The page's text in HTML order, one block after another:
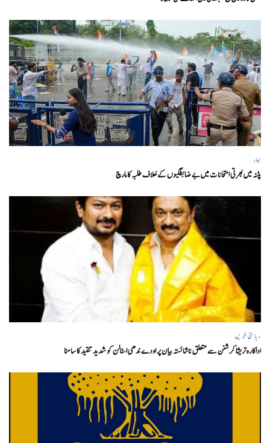
بہار
پٹنہ میں بھرتی امتحانات میں بے ضابطگیوں کے خلاف طلبہ کا مارچ
ریاستی خبریں
اداکارہ تریشا کرشنن سے متعلق ناشائستہ بیان پر اودے ندھی اسٹالن کو شدید تنقید کا سامنا